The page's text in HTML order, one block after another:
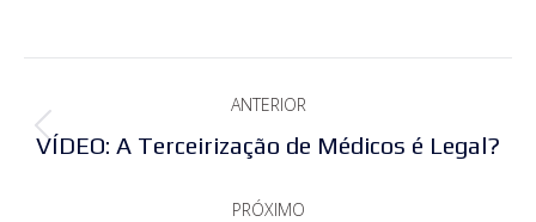
de
ANTERIOR
Post
VÍDEO: A Terceirização de Médicos é Legal?
PRÓXIMO